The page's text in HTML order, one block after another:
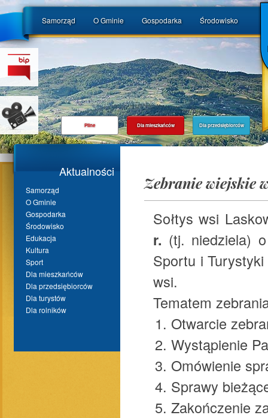
Samorząd O Gminie Gospodarka Środowisko
Pilne Dla mieszkańców Dla przedsiębiorców
Aktualności
Samorząd
O Gminie
Gospodarka
Środowisko
Edukacja
Kultura
Sport
Dla mieszkańców
Dla przedsiębiorców
Dla turystów
Dla rolników
Zebranie wiejskie
Sołtys wsi
r. (tj. niedziela)
Sportu i
wsi.
Tematem
Otwarcie
Wystąpienie
Omówienie
Sprawy
Zakończenie